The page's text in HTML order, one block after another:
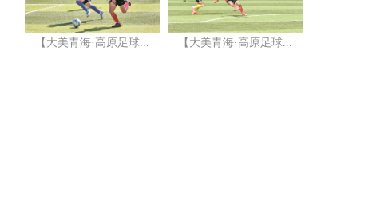
【大美青海·高原足球... 【大美青海·高原足球...